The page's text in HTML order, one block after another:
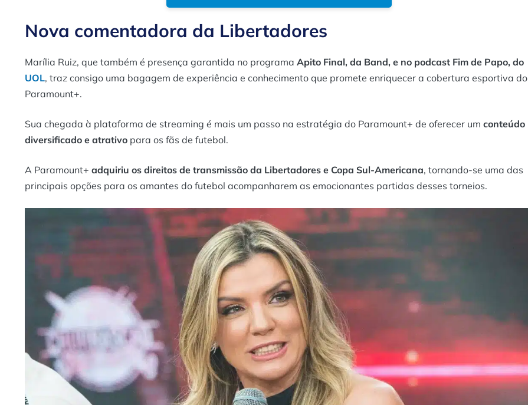
Nova comentadora da Libertadores
Marília Ruiz, que também é presença garantida no programa Apito Final, da Band, e no podcast Fim de Papo, do
UOL, traz consigo uma bagagem de experiência e conhecimento que promete enriquecer a cobertura esportiva do
Paramount+.
Sua chegada à plataforma de streaming é mais um passo na estratégia do Paramount+ de oferecer um conteúdo
diversificado e atrativo para os fãs de futebol.
A Paramount+ adquiriu os direitos de transmissão da Libertadores e Copa Sul-Americana, tornando-se uma das
principais opções para os amantes do futebol acompanharem as emocionantes partidas desses torneios.